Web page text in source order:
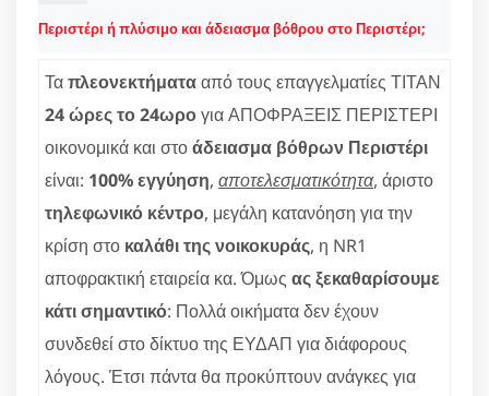
Περιστέρι ή πλύσιμο και άδειασμα βόθρου στο Περιστέρι;
Ταπλεονεκτήματααπό τους επαγγελματίες ΤΙΤΑΝ
24 ώρες το 24ωρογια ΑΠΟΦΡΑΞΕΙΣ ΠΕΡΙΣΤΕΡΙ
οικονομικά και στοάδειασμα βόθρων Περιστέρι
είναι: 100% εγγύηση, αποτελεσματικότητα, άριστο
τηλεφωνικό κέντρο, μεγάλη κατανόηση για την
κρίση στο καλάθι της νοικοκυράς, η NR1
αποφρακτική εταιρεία κα. Όμως ας ξεκαθαρίσουμε
κάτι σημαντικό: Πολλά οικήματα δεν έχουν
συνδεθεί στο δίκτυο της ΕΥΔΑΠ για διάφορους
λόγους. Έτσι πάντα θα προκύπτουν ανάγκες για